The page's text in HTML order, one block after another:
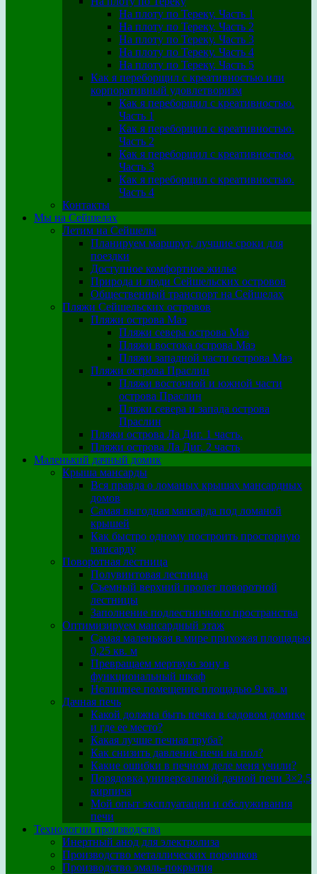
На плоту по Тереку. Часть 1
На плоту по Тереку. Часть 2
На плоту по Тереку. Часть 3
На плоту по Тереку. Часть 4
На плоту по Тереку. Часть 5
Как я переборщил с креативностью или
корпоративный удовлетворизм
Как я переборщил с креативностью.
Часть 1
Как я переборщил с креативностью.
Часть 2
Как я переборщил с креативностью.
Часть 3
Как я переборщил с креативностью.
Часть 4
Контакты
Мы на Сейшелах
Летим на Сейшелы
Планируем маршрут, лучшие сроки для
поездки
Доступное комфортное жилье
Природа и люди Сейшельских островов
Общественный транспорт на Сейшелах
Пляжи Сейшельских островов
Пляжи острова Маэ
Пляжи севера острова Маэ
Пляжи востока острова Маэ
Пляжи западной части острова Маэ
Пляжи острова Праслин
Пляжи восточной и южной части
острова Праслин
Пляжи севера и запада острова
Праслин
Пляжи острова Ла Диг. 1 часть.
Пляжи острова Ла Диг. 2 часть
Маленький дачный домик
Крыша мансарды
Вся правда о ломаных крышах мансардных
домов
Самая выгодная мансарда под ломаной
крышей
Как быстро одному построить просторную
мансарду
Поворотная лестница
Полувинтовая лестница
Съемный верхний пролет поворотной
лестницы
Заполнение подлестничного пространства
Оптимизируем мансардный этаж
Самая маленькая в мире прихожая площадью
0,25 кв. м
Превращаем мертвую зону в
функциональный шкаф
Нелишнее помещение площадью 9 кв. м
Дачная печь
Какой должна быть печка в садовом домике
и где ее место?
Какая лучше печная труба?
Как снизить давление печи на пол?
Какие ошибки в печном деле меня учили?
Порядовка универсальной дачной печи 3×2,5
кирпича
Мой опыт эксплуатации и обслуживания
печи
Технологии производства
Инертный анод для электролиза
Производство металлических порошков
Производство эмаль-покрытия